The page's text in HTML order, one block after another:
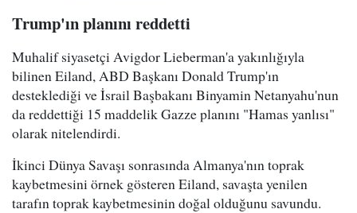
Trump'ın planını reddetti
Muhalif siyasetçi Avigdor Lieberman'a yakınlığıyla
bilinen Eiland, ABD Başkanı Donald Trump'ın
desteklediği ve İsrail Başbakanı Binyamin Netanyahu'nun
da reddettiği 15 maddelik Gazze planını "Hamas yanlısı"
olarak nitelendirdi.
İkinci Dünya Savaşı sonrasında Almanya'nın toprak
kaybetmesini örnek gösteren Eiland, savaşta yenilen
tarafın toprak kaybetmesinin doğal olduğunu savundu.